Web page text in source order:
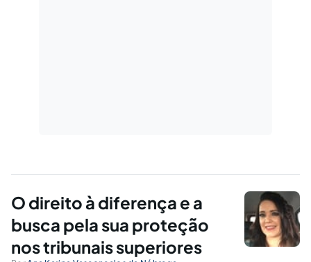
O direito à diferença e a
busca pela sua proteção
nos tribunais superiores